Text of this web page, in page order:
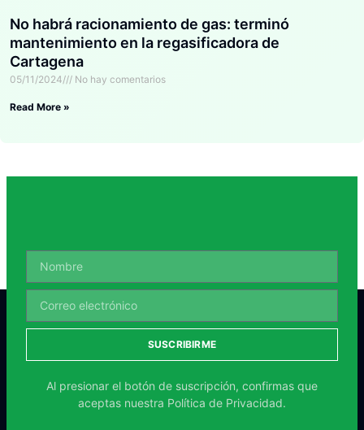
No habrá racionamiento de gas: terminó
mantenimiento en la regasificadora de
Cartagena
05/11/2024 No hay comentarios
Read More »
SUSCRIBIRME
Al presionar el botón de suscripción, confirmas que
aceptas nuestra Política de Privacidad.